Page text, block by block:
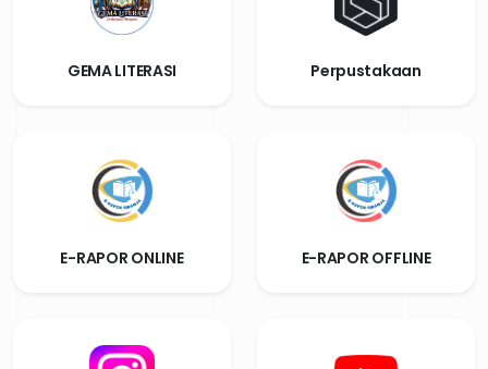
GEMA LITERASI Perpustakaan
E-RAPOR ONLINE E-RAPOR OFFLINE